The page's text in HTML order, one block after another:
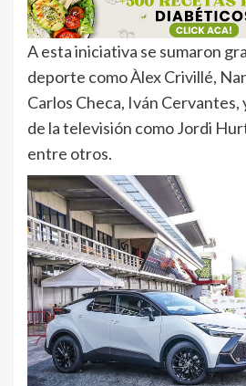
A esta iniciativa se sumaron
deporte como Àlex Crivillé,
Carlos Checa, Iván Cervantes,
de la televisión como Jordi
entre otros.